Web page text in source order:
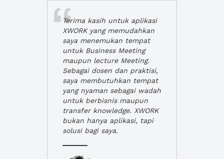
Terima kasih untuk aplikasi
XWORK yang memudahkan
saya menemukan tempat
untuk Business Meeting
maupun lecture Meeting.
Sebagai dosen dan praktisi,
saya membutuhkan tempat
yang nyaman sebagai wadah
untuk berbisnis maupun
transfer knowledge. XWORK
bukan hanya aplikasi, tapi
solusi bagi saya.